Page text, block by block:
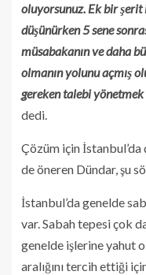
oluyorsunuz. Ek bir şerit
düşünürken 5 sene
müsabakanın ve daha
olmanın yolunu açmış
gereken talebi
dedi.
Çözüm için
de öneren Dündar, şu
İstanbul’da genelde
var. Sabah tepesi çok
genelde işlerine yahut
aralığını tercih ettiği